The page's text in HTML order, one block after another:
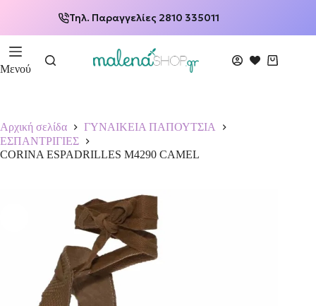
Τηλ. Παραγγελίες 2810 335011
Μενού
Αρχική σελίδα
ΓΥΝΑΙΚΕΙΑ ΠΑΠΟΥΤΣΙΑ
ΕΣΠΑΝΤΡΙΓΙΕΣ
CORINA ESPADRILLES M4290 CAMEL